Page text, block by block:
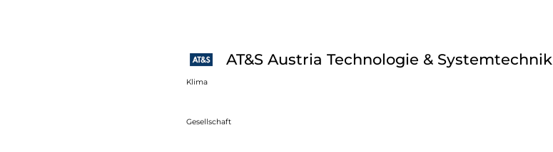
AT&S Austria Technologie & Systemtechnik
Klima
Gesellschaft